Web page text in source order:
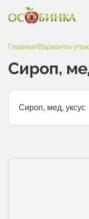
Главная Варианты
Сироп,
Сироп, мед, уксус